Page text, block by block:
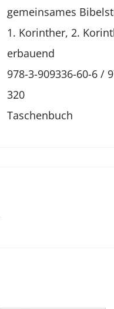
gemeinsames
1. Korinther, 2.
erbauend
978-3-909336-60-6 /
320
Taschenbuch